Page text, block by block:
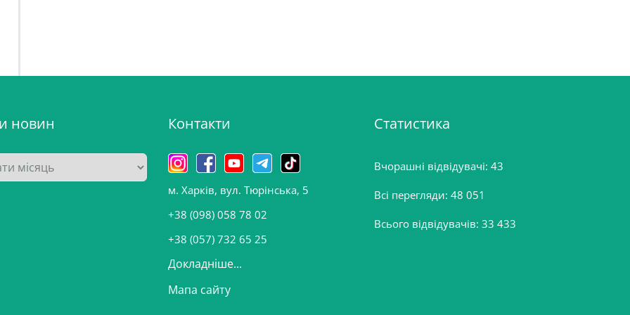
новин Контакти
м. Харків, вул. Тюрінська, 5
+38 (098) 058 78 02
+38 (057) 732 65 25
Докладніше...
Мапа сайту
Статистика
Вчорашні відвідувачі: 43
Всі перегляди: 48 051
Всього відвідувачів: 33 433